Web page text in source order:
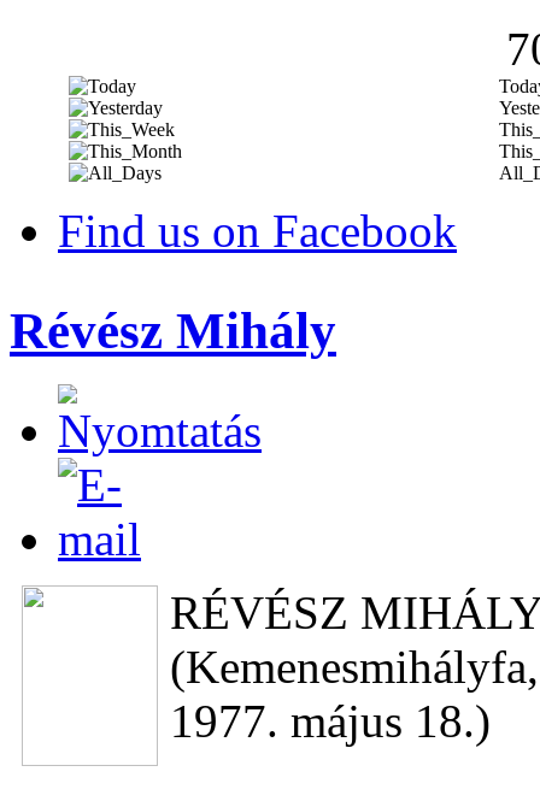
Find us on Facebook
Révész Mihály
RÉVÉSZ
1977. május 18.)